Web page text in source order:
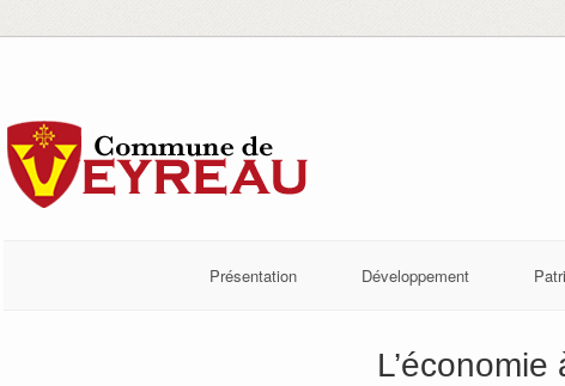
Présentation Développement
L’économie